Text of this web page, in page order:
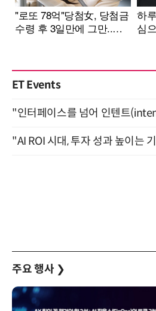
ET Events
주요 행사 ❯